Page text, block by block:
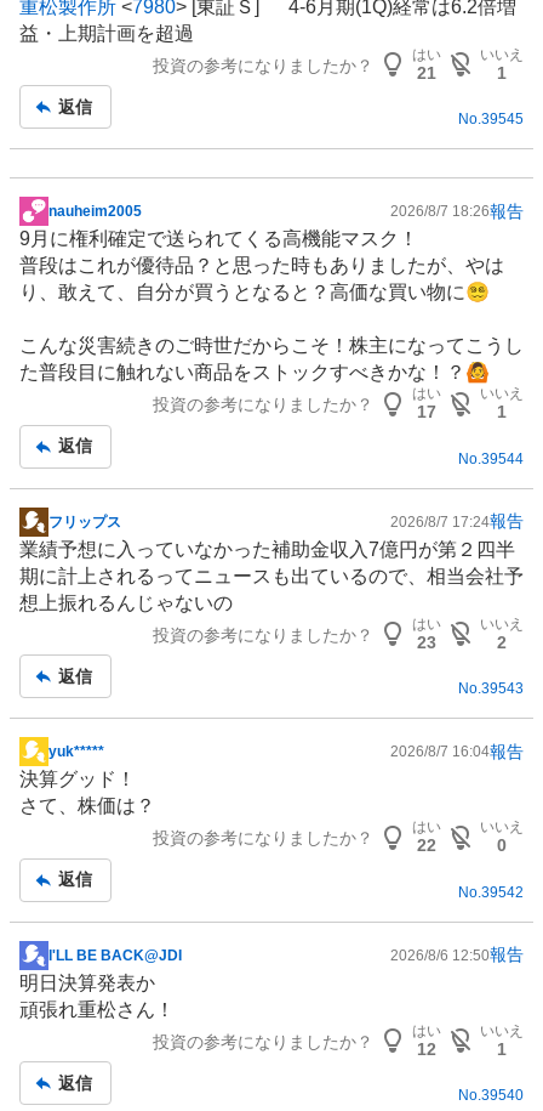
示
板
重松製作所 <7980> [東証Ｓ] 4-6月期(1Q)経常は6.2倍増
益・上期計画を超過
投資の参考になりましたか？
はい
21
いいえ
1
返信
No.39545
掲
示
板
記
nauheim2005 2026/8/7 18:26報告
9月に権利確定で送られてくる高機能マスク！
普段はこれが優待品？と思った時もありましたが、やは
り、敢えて、自分が買うとなると？高価な買い物に😵‍💫
こんな災害続きのご時世だからこそ！株主になってこうし
た普段目に触れない商品をストックすべきかな！？🙆
投資の参考になりましたか？
はい
17
いいえ
1
返信
No. 39544
掲
示
板
記
フリップス 2026/8/7 17:24報告
業績予想に入っていなかった補助金収入7億円が第２四半
期に計上されるってニュースも出ているので、相当会社予
想上振れるんじゃないの
投資の参考になりましたか？
はい
23
いいえ
2
返信
No.39543
掲
示
板
yuk***** 2026/8/7 16:04報告
決算グッド！
さて、株価は？
投資の参考になりましたか？
はい
22
いいえ
0
返信
No. 39542
掲
示
板
I'LL BE BACK@JDI 2026/8/6 12:50報告
明日決算発表か
頑張れ重松さん！
投資の参考になりましたか？
はい
12
いいえ
1
返信
No.39540